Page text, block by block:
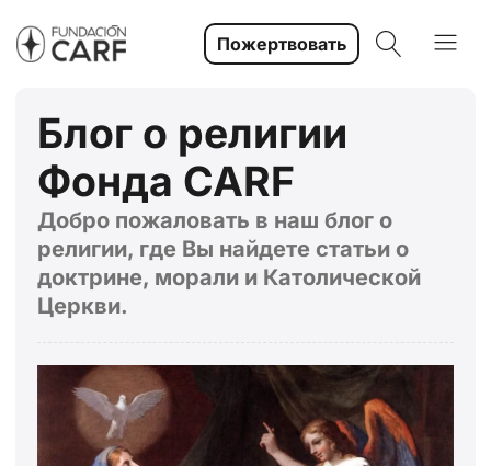
Пожертвовать
Блог о религии
Фонда CARF
Добро пожаловать в наш блог о
религии, где Вы найдете статьи о
доктрине, морали и Католической
Церкви.